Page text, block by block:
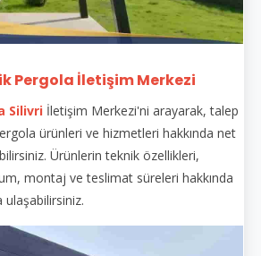
Pergola İletişim Merkezi
Silivri İletişim Merkezi'ni arayarak, talep
ürünleri ve hizmetleri hakkında net
Ürünlerin teknik özellikleri,
montaj ve teslimat süreleri hakkında
ulaşabilirsiniz.